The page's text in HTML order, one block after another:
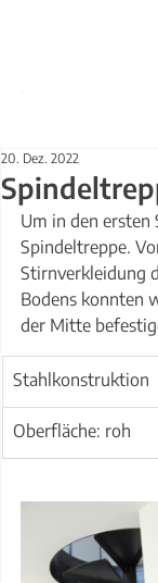
20. Dez. 2022
Um in den
Spindeltreppe.
Stirnverkleidung
Bodens konnten
der Mitte
Stahlkonstruktion
Oberfläche: roh